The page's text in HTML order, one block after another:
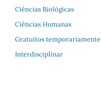
Ciências Biológicas
Ciências Humanas
Gratuitos temporariamente
Interdisciplinar